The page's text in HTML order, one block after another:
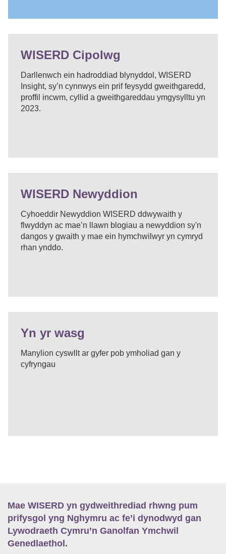
WISERD Cipolwg
Darllenwch ein hadroddiad blynyddol, WISERD
Insight, sy’n cynnwys ein prif feysydd gweithgaredd,
proffil incwm, cyllid a gweithgareddau ymgysylltu yn
2023.
WISERD Newyddion
Cyhoeddir Newyddion WISERD ddwywaith y
flwyddyn ac mae’n llawn blogiau a newyddion sy'n
dangos y gwaith y mae ein hymchwilwyr yn cymryd
rhan ynddo.
Yn yr wasg
Manylion cyswllt ar gyfer pob ymholiad gan y
cyfryngau
Mae WISERD yn gydweithrediad rhwng pum
prifysgol yng Nghymru ac fe’i dynodwyd gan
Lywodraeth Cymru’n Ganolfan Ymchwil
Genedlaethol.